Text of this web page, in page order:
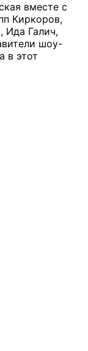
вместе с
Киркоров,
Ида Галич,
шоу-
в этот